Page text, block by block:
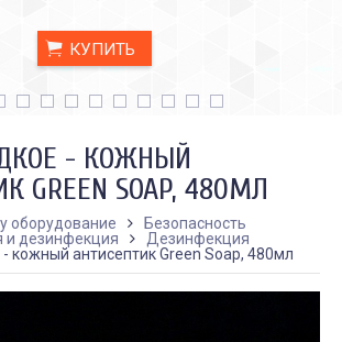
И ДЛЯ ЧЕГО
ПИЛИНГ
КАК ПРАВИЛЬНО
ИСПОЛЬЗОВАТЬ
ЗАЖИВЛЕНИЯ ТАТУ
КУПИТЬ
- КОЖНЫЙ
GREEN SOAP, 480МЛ
оборудование
Безопасность
и дезинфекция
Дезинфекция
кожный антисептик Green Soap, 480мл